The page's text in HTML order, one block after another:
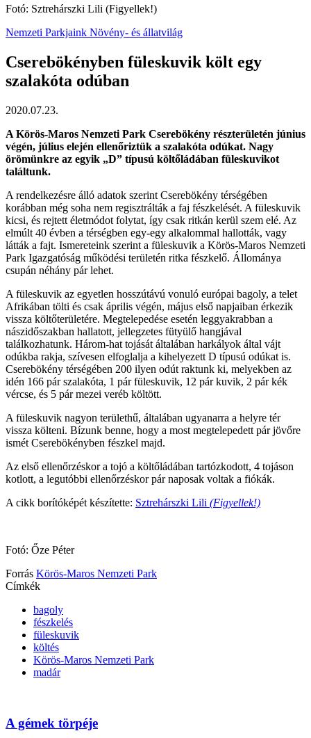
Fotó: Sztrehárszki Lili (Figyellek!)
Nemzeti Parkjaink Növény- és állatvilág
Cserebökényben füleskuvik költ egy
szalakóta odúban
2020.07.23.
A Körös-Maros Nemzeti Park Cserebökény részterületén június
végén, július elején ellenőriztük a szalakóta odúkat. Nagy
örömünkre az egyik „D” típusú költőládában füleskuvikot
találtunk.
A rendelkezésre álló adatok szerint Cserebökény térségében
korábban még soha nem regisztrálták a faj fészkelését. A füleskuvik
kicsi, és rejtett életmódot folytat, így csak ritkán kerül szem elé. Az
elmúlt 40 évben a térségben egy-egy alkalommal hallották, vagy
látták a fajt. Ismereteink szerint a füleskuvik a Körös-Maros Nemzeti
Park Igazgatóság működési területén ritka fészkelő. Állománya
csupán néhány pár lehet.
A füleskuvik az egyetlen hosszútávú vonuló európai bagoly, a telet
Afrikában tölti és csak április végén, május első napjaiban érkezik
vissza költőterületére. Megtelepedése esetén leggyakrabban a
nászidőszakban hallatott, jellegzetes fütyülő hangjával
találkozhatunk. Három-hat tojását általában harkályok által vájt
odúkba rakja, szívesen elfoglalja a kihelyezett D típusú odúkat is.
Cserebökény térségében 200 ilyen odút raktunk ki, melyekben az
idén 166 pár szalakóta, 1 pár füleskuvik, 12 pár kuvik, 2 pár kék
vércse, és 5 pár mezei veréb költött.
A füleskuvik nagyon területhű, általában ugyanarra a helyre tér
vissza költeni. Bízunk benne, hogy a most megtelepedett pár jövőre
ismét Cserebökényben fészkel majd.
Az első ellenőrzéskor a tojó a költőládában tartózkodott, 4 tojáson
kotlott, a legutóbbi ellenőrzéskor pár naposak voltak a fiókák.
A cikk borítóképét készítette: Sztrehárszki Lili (Figyellek!)
Fotó: Őze Péter
Forrás Körös-Maros Nemzeti Park
Címkék
bagoly
fészkelés
füleskuvik
költés
Körös-Maros Nemzeti Park
madár
A gémek törpéje